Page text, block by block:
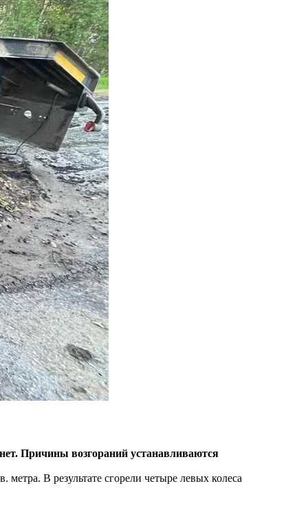
Причины возгораний устанавливаются
В результате сгорели четыре левых колеса